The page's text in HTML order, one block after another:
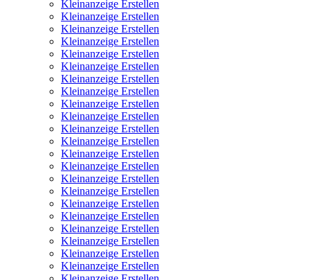
Kleinanzeige Erstellen
Kleinanzeige Erstellen
Kleinanzeige Erstellen
Kleinanzeige Erstellen
Kleinanzeige Erstellen
Kleinanzeige Erstellen
Kleinanzeige Erstellen
Kleinanzeige Erstellen
Kleinanzeige Erstellen
Kleinanzeige Erstellen
Kleinanzeige Erstellen
Kleinanzeige Erstellen
Kleinanzeige Erstellen
Kleinanzeige Erstellen
Kleinanzeige Erstellen
Kleinanzeige Erstellen
Kleinanzeige Erstellen
Kleinanzeige Erstellen
Kleinanzeige Erstellen
Kleinanzeige Erstellen
Kleinanzeige Erstellen
Kleinanzeige Erstellen